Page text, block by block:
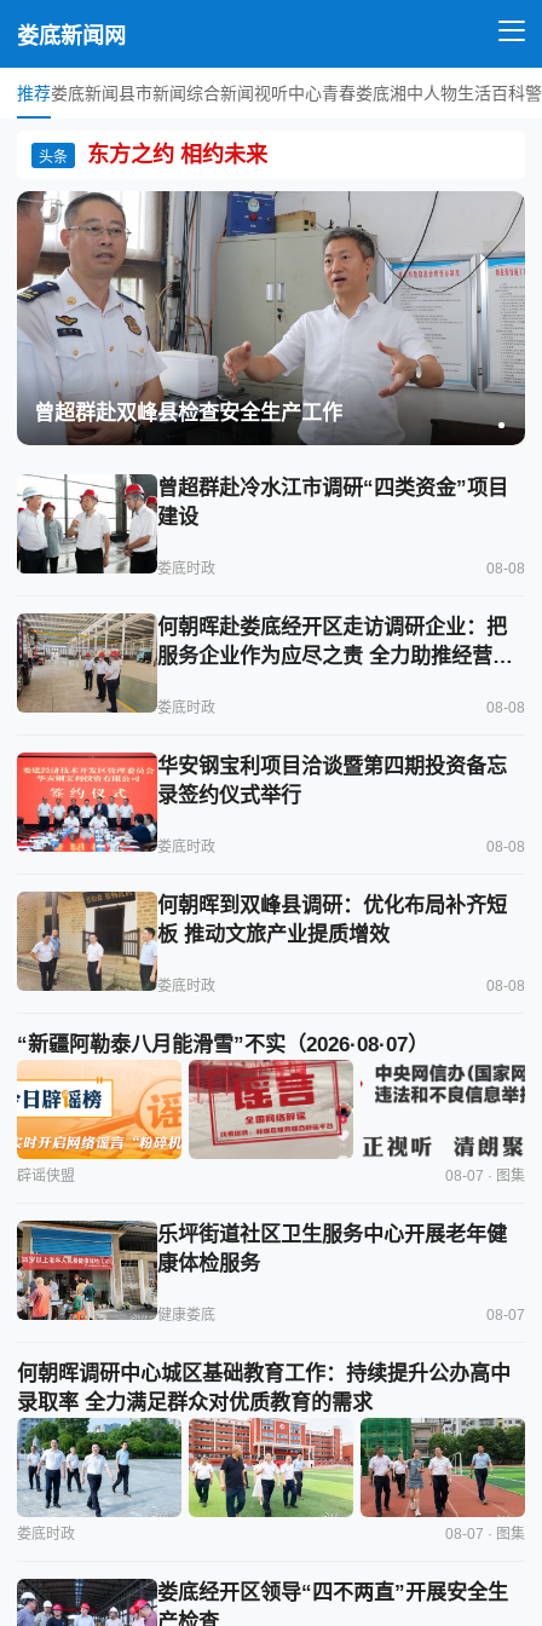
娄底新闻网
推荐娄底新闻县市新闻综合新闻视听中心青春娄底湘中人物生活百科
头条 东方之约 相约未来
曾超群赴双峰县检查安全生产工作
曾超群赴冷水江市调研“四类资金”项目
建设
娄底时政 08-08
何朝晖赴娄底经开区走访调研企业：把
服务企业作为应尽之责 全力助推经营主
娄底时政 08-08
华安钢宝利项目洽谈暨第四期投资备忘
录签约仪式举行
娄底时政 08-08
何朝晖到双峰县调研：优化布局补齐短
板 推动文旅产业提质增效
娄底时政 08-08
“新疆阿勒泰八月能滑雪”不实（2026·08·07）
辟谣侠盟 08-07 · 图集
乐坪街道社区卫生服务中心开展老年健
康体检服务
健康娄底 08-07
何朝晖调研中心城区基础教育工作：持续提升公办高中
录取率 全力满足群众对优质教育的需求
娄底时政 08-07 · 图集
娄底经开区领导“四不两直”开展安全生